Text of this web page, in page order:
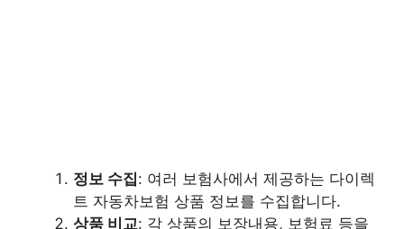
정보 수집: 여러 보험사에서 제공하는 다이렉
트 자동차보험 상품 정보를 수집합니다.
상품 비교: 각 상품의 보장내용, 보험료 등을